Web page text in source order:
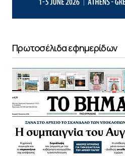
Πρωτοσέλιδα εφημερίδων